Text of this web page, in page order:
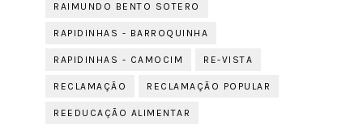
RAIMUNDO BENTO SOTERO
RAPIDINHAS - BARROQUINHA
RAPIDINHAS - CAMOCIM RE-VISTA
RECLAMAÇÃO RECLAMAÇÃO POPULAR
REEDUCAÇÃO ALIMENTAR